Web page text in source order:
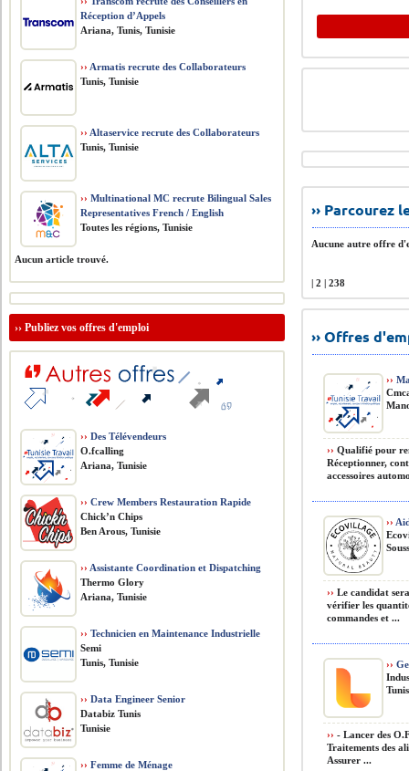
››
Aucune autre offre
| 2 | 238
›› Offres
››
›› Qualifié pour
Réceptionner,
accessoires
››
›› Le candidat
vérifier les
commandes et ...
››
›› - Lancer des
Traitements des
Assurer ...
Réception d’Appels
Ariana, Tunis, Tunisie
›› Armatis recrute des Collaborateurs
Tunis, Tunisie
›› Altaservice recrute des Collaborateurs
Tunis, Tunisie
›› Multinational MC recrute Bilingual Sales
Representatives French / English
Toutes les régions, Tunisie
Aucun article trouvé.
››Publiez vos offres d'emploi
›› Des Télévendeurs
O.fcalling
Ariana, Tunisie
›› Crew Members Restauration Rapide
Chick’n Chips
Ben Arous, Tunisie
›› Assistante Coordination et Dispatching
Thermo Glory
Ariana, Tunisie
›› Technicien en Maintenance Industrielle
Semi
Tunis, Tunisie
›› Data Engineer Senior
Databiz Tunis
Tunisie
›› Femme de Ménage